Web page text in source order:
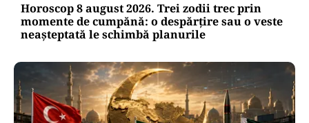
Horoscop 8 august 2026. Trei zodii trec prin
momente de cumpănă: o despărțire sau o veste
neașteptată le schimbă planurile